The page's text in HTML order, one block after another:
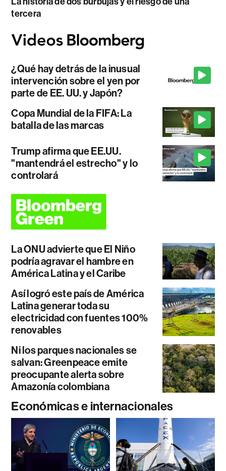
tercera
¿Qué hay detrás de la inusual
intervención sobre el yen por
parte de EE. UU. y Japón?
Copa Mundial de la FIFA: La
batalla de las marcas
Trump afirma que EE.UU.
"mantendrá el estrecho" y lo
controlará
La ONU advierte que El Niño
podría agravar el hambre en
América Latina y el Caribe
Así logró este país de América
Latina generar toda su
electricidad con fuentes 100%
renovables
Ni los parques nacionales se
salvan: Greenpeace emite
preocupante alerta sobre
Amazonía colombiana
Económicas e internacionales